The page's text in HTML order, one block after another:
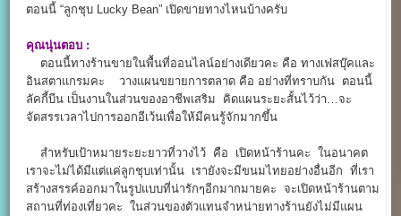
ตอนนี้ “ลูกชุบ Lucky Bean” เปิดขายทางไหนบ้างครับ
คุณนุ่นตอบ :
ตอนนี้ทางร้านขายในพื้นที่ออนไลน์อย่างเดียวคะ คือ ทางเฟสบุ๊คและ
อินสตาแกรมคะ วางแผนขยายการตลาด คือ อย่างที่ทราบกัน ตอนนี้
ลัคกี้บีน เป็นงานในส่วนของอาชีพเสริม คิดแผนระยะสั้นไว้ว่า…จะ
จัดสรรเวลาไปการออกอีเว้นเพื่อให้มีคนรู้จักมากขึ้น
สำหรับเป้าหมายระยะยาวที่วางไว้ คือ เปิดหน้าร้านคะ ในอนาคต
เราจะไม่ได้มีแต่แค่ลูกชุบเท่านั้น เรายังจะมีขนมไทยอย่างอื่นอีก ที่เรา
สร้างสรรค์ออกมาในรูปแบบที่น่ารักๆอีกมากมายคะ จะเปิดหน้าร้านตาม
สถานที่ท่องเที่ยวคะ ในส่วนของตัวแทนจำหน่ายทางร้านยังไม่มีแผน